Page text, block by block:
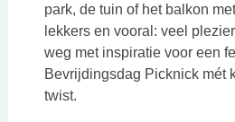
park, de tuin of het balkon
lekkers en vooral: veel
weg met inspiratie voor een
Bevrijdingsdag Picknick mét
twist.